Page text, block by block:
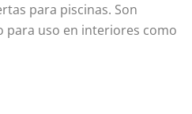
para piscinas. Son
para uso en interiores como